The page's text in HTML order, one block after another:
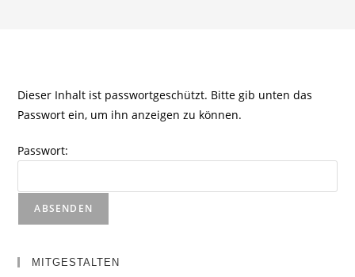
Dieser Inhalt ist passwortgeschützt. Bitte gib unten das
Passwort ein, um ihn anzeigen zu können.
Passwort:
MITGESTALTEN